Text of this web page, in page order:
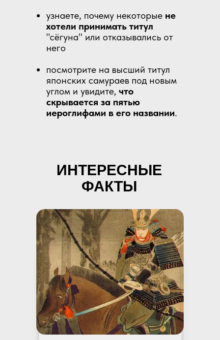
узнаете, почему некоторые не
хотели принимать титул
"сёгуна" или отказывались от
него
посмотрите на высший титул
японских самураев под новым
углом и увидите, что
скрывается за пятью
иероглифами в его названии.
ИНТЕРЕСНЫЕ
ФАКТЫ